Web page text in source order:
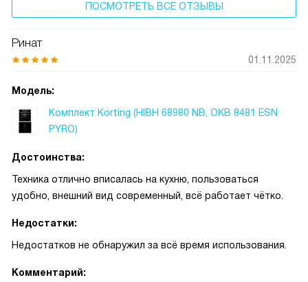
ПОСМОТРЕТЬ ВСЕ ОТЗЫВЫ
Ринат
01.11.2025
Модель:
Комплект Korting (HIBH 68980 NB, OKB 8481 ESN
PYRO)
Достоинства:
Техника отлично вписалась на кухню, пользоваться
удобно, внешний вид современный, всё работает чётко.
Недостатки:
Недостатков не обнаружил за всё время использования.
Комментарий: